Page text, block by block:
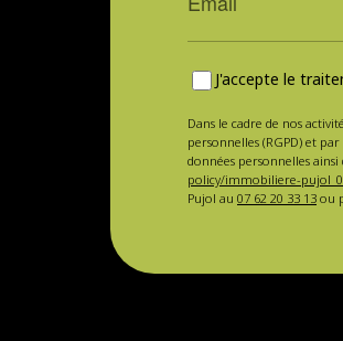
J'accepte le
Dans le cadre de nos
personnelles (RGPD) et
données personnelles
policy/immobiliere-
Pujol au 07 62 20 33 13 ou